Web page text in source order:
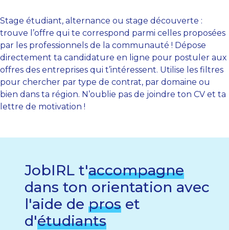
Stage étudiant, alternance ou stage découverte :
trouve l’offre qui te correspond parmi celles proposées
par les professionnels de la communauté ! Dépose
directement ta candidature en ligne pour postuler aux
offres des entreprises qui t’intéressent. Utilise les filtres
pour chercher par type de contrat, par domaine ou
bien dans ta région. N’oublie pas de joindre ton CV et ta
lettre de motivation !
JobIRL t'accompagne
dans ton orientation avec
l'aide de pros et
d'étudiants